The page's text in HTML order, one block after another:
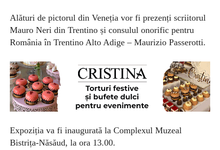
Alături de pictorul din Veneția vor fi prezenți scriitorul
Mauro Neri din Trentino și consulul onorific pentru
România în Trentino Alto Adige – Maurizio Passerotti.
Expoziția va fi inaugurată la Complexul Muzeal
Bistrița-Năsăud, la ora 13.00.